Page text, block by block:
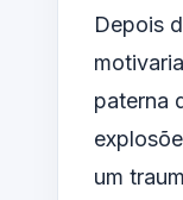
Depois
paterna
um